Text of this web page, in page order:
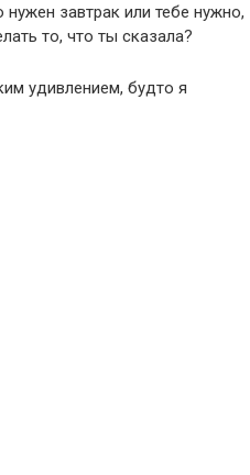
нужен завтрак или тебе нужно,
то, что ты сказала?
удивлением, будто я